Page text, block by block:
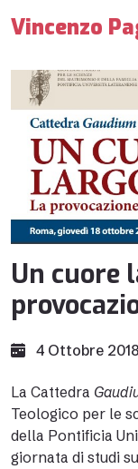
Vincenzo
Un cuore
4 Ottobre
La Cattedra
Teologico per le
della Pontificia
giornata di studi